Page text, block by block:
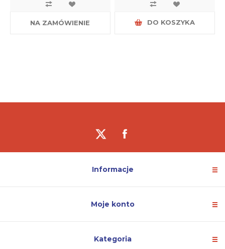
NA ZAMÓWIENIE DO KOSZYKA
Informacje
Moje konto
Kategoria